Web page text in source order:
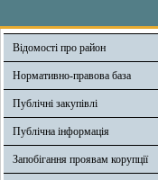
Відомості про район
Нормативно-правова база
Публічні закупівлі
Публічна інформація
Запобігання проявам корупції